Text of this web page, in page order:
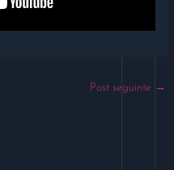
Post seguinte →